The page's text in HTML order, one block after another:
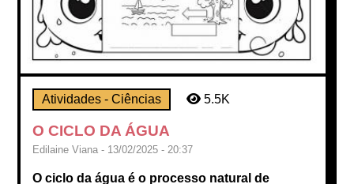
Atividades - Ciências 5.5K
O CICLO DA ÁGUA
Edilaine Viana - 13/02/2025 - 20:37
O ciclo da água é o processo natural de